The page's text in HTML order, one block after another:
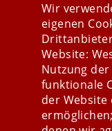
Wir
eigenen
Website:
Nutzung
funktionale
der Website